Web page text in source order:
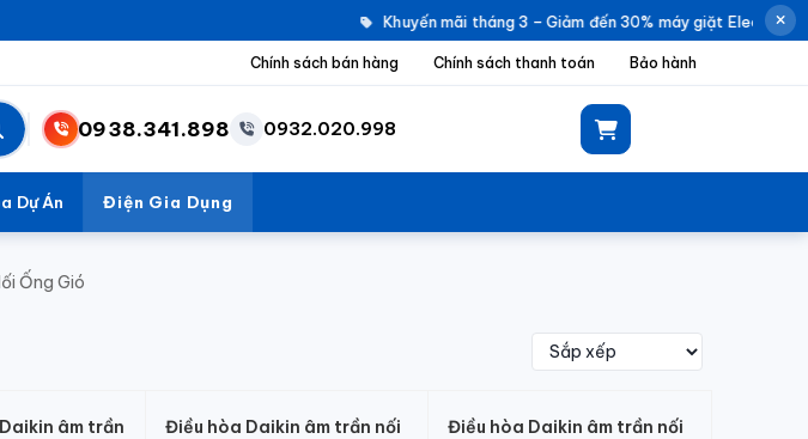
Khuyến mãi tháng 3 – Giảm đến 30% máy giặt
Chính sách bán hàng Chính sách thanh toán Bảo hành
0938.341.898 0932.020.998
Dự Án Điện Gia Dụng
Ống Gió
âm trần
Điều hòa Daikin âm trần nối
Điều hòa Daikin âm trần nối